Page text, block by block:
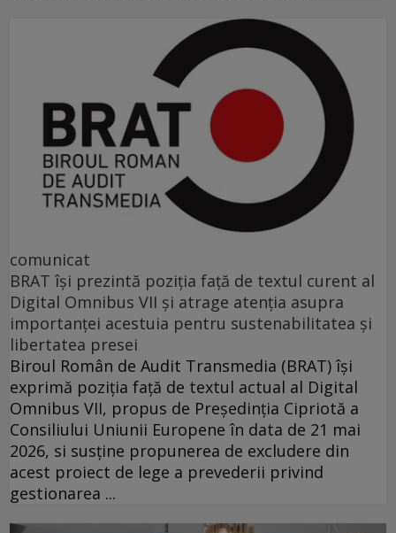
comunicat
BRAT își prezintă poziția față de textul curent al
Digital Omnibus VII și atrage atenția asupra
importanței acestuia pentru sustenabilitatea și
libertatea presei
Biroul Român de Audit Transmedia (BRAT) își
exprimă poziția față de textul actual al Digital
Omnibus VII, propus de Președinția Cipriotă a
Consiliului Uniunii Europene în data de 21 mai
2026, si susține propunerea de excludere din
acest proiect de lege a prevederii privind
gestionarea ...